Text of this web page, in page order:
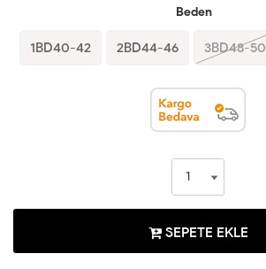
Beden
1BD40-42 2BD44-46 3BD48-50
SEPETE EKLE